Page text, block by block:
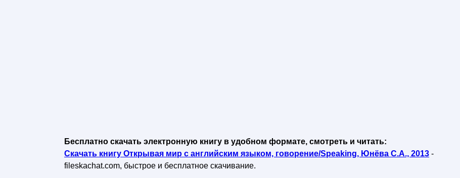
Бесплатно скачать электронную книгу в удобном формате, смотреть и читать:
Скачать книгу Открывая мир с английским языком, говорение/Speaking, Юнёва С.А., 2013 -
fileskachat.com, быстрое и бесплатное скачивание.